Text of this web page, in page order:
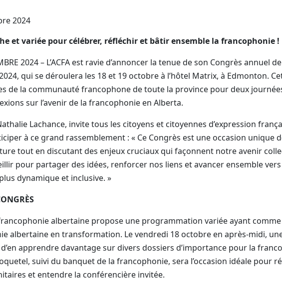
2024
et variée pour célébrer, réfléchir et bâtir ensemble la francophonie !
2024 – L’ACFA est ravie d’annoncer la tenue de son Congrès annuel
qui se déroulera les 18 et 19 octobre à l’hôtel Matrix, à Edmonton.
de la communauté francophone de toute la province pour deux
sur l’avenir de la francophonie en Alberta.
Lachance, invite tous les citoyens et citoyennes d’expression
à ce grand rassemblement : « Ce Congrès est une occasion unique
tout en discutant des enjeux cruciaux qui façonnent notre avenir
pour partager des idées, renforcer nos liens et avancer ensemble
dynamique et inclusive. »
albertaine propose une programmation variée ayant
albertaine en transformation. Le vendredi 18 octobre en après-midi,
apprendre davantage sur divers dossiers d’importance pour la
suivi du banquet de la francophonie, sera l’occasion idéale pour
et entendre la conférencière invitée.